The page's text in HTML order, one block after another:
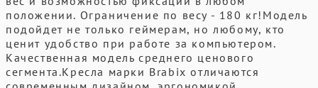
положении. Ограничение по весу - 180 кг!Модель
подойдет не только геймерам, но любому, кто
ценит удобство при работе за компьютером.
Качественная модель среднего ценового
сегмента.Кресла марки Brabix отличаются